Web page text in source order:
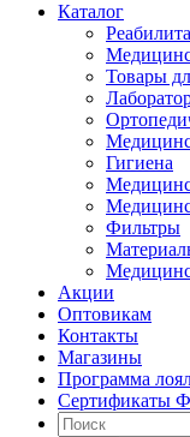
Каталог
Товары
Гигиена
Фильтры
Акции
Оптовикам
Контакты
Магазины
Программа
Сертификаты